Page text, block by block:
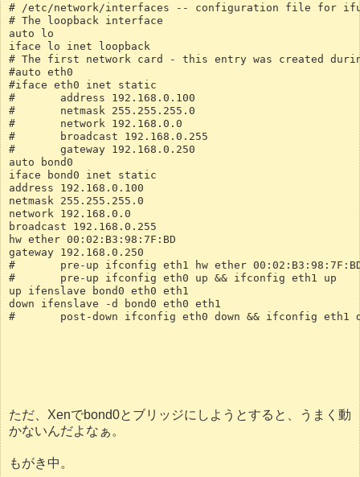
# /etc/network/interfaces -- configuration file for
# The loopback interface
auto lo
iface lo inet loopback
# The first network card - this entry was created
#auto eth0
#iface eth0 inet static
#       address 192.168.0.100
#       netmask 255.255.255.0
#       network 192.168.0.0
#       broadcast 192.168.0.255
#       gateway 192.168.0.250
auto bond0
iface bond0 inet static
address 192.168.0.100
netmask 255.255.255.0
network 192.168.0.0
broadcast 192.168.0.255
hw ether 00:02:B3:98:7F:BD
gateway 192.168.0.250
#       pre-up ifconfig eth1 hw ether
#       pre-up ifconfig eth0 up && ifconfig eth1 up
up ifenslave bond0 eth0 eth1
down ifenslave -d bond0 eth0 eth1
#       post-down ifconfig eth0 down && ifconfig eth1
ただ、Xenでbond0とブリッジにしようとすると、うまく動
かないんだよなぁ。
もがき中。